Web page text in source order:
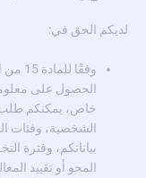
لديكم الحق في:
الحصول على
خاص، يمكنكم طلب
الشخصية، وفئات
بياناتكم، وفترة
المحو أو تقييد